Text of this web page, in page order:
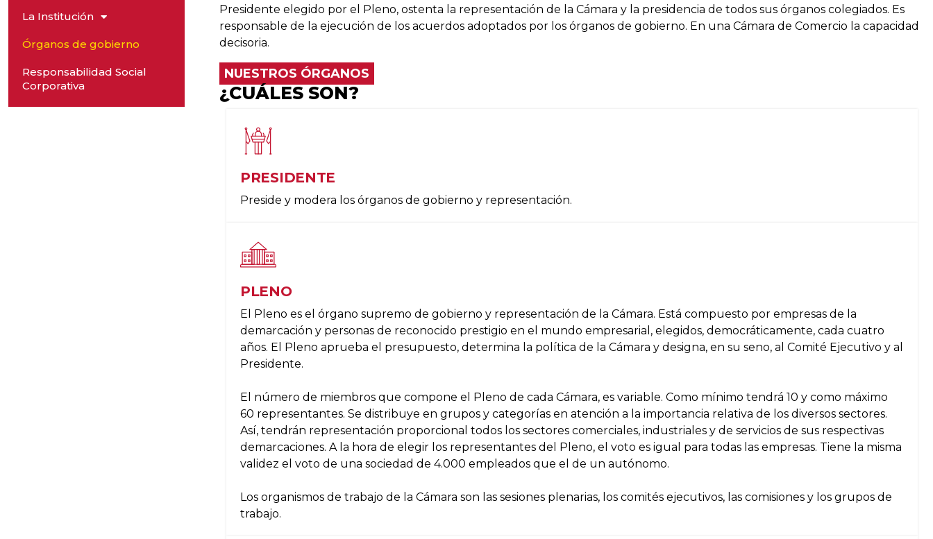
La Institución
Órganos de gobierno
Responsabilidad Social
Corporativa
Presidente elegido por el Pleno, ostenta la representación de la Cámara y la presidencia de todos sus órganos colegiados. Es
responsable de la ejecución de los acuerdos adoptados por los órganos de gobierno. En una Cámara de Comercio la capacidad
decisoria.
NUESTROS ÓRGANOS
¿CUÁLES SON?
PRESIDENTE
Preside y modera los órganos de gobierno y representación.
PLENO
El Pleno es el órgano supremo de gobierno y representación de la Cámara. Está compuesto por empresas de la
demarcación y personas de reconocido prestigio en el mundo empresarial, elegidos, democráticamente, cada cuatro
años. El Pleno aprueba el presupuesto, determina la política de la Cámara y designa, en su seno, al Comité Ejecutivo y al
Presidente.
El número de miembros que compone el Pleno de cada Cámara, es variable. Como mínimo tendrá 10 y como máximo
60 representantes. Se distribuye en grupos y categorías en atención a la importancia relativa de los diversos sectores.
Así, tendrán representación proporcional todos los sectores comerciales, industriales y de servicios de sus respectivas
demarcaciones. A la hora de elegir los representantes del Pleno, el voto es igual para todas las empresas. Tiene la misma
validez el voto de una sociedad de 4.000 empleados que el de un autónomo.
Los organismos de trabajo de la Cámara son las sesiones plenarias, los comités ejecutivos, las comisiones y los grupos de
trabajo.